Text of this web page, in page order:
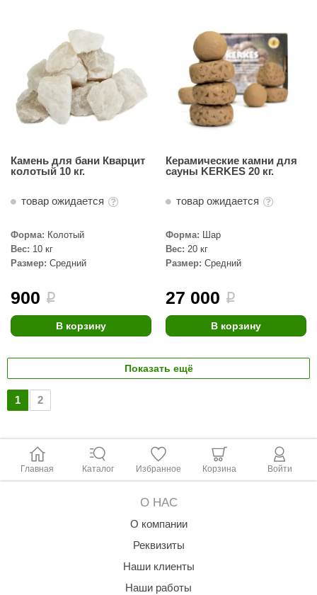
Камень для бани Кварцит
колотый 10 кг.
товар ожидается
Форма: Колотый
Вес: 10 кг
Размер: Средний
900 i
В корзину
Керамические камни для
сауны KERKES 20 кг.
товар ожидается
Форма: Шар
Вес: 20 кг
Размер: Средний
27 000 i
В корзину
Показать ещё
1 2
Главная Каталог Избранное Корзина Войти
О НАС
О компании
Реквизиты
Наши клиенты
Наши работы